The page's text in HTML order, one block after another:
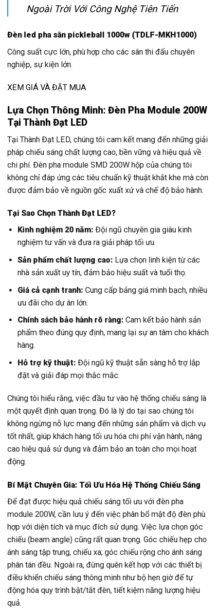
Ngoài Trời Với Công Nghệ Tiên Tiến
Đèn led pha sân pickleball 1000w (TDLF-MKH1000)
Công suất cực lớn, phù hợp cho các sân thi đấu chuyên
nghiệp, sự kiện lớn.
XEM GIÁ VÀ ĐẶT MUA
Lựa Chọn Thông Minh: Đèn Pha Module 200W
Tại Thành Đạt LED
Tại Thành Đạt LED, chúng tôi cam kết mang đến những giải
pháp chiếu sáng chất lượng cao, bền vững và hiệu quả về
chi phí. Đèn pha module SMD 200W hộp của chúng tôi
không chỉ đáp ứng các tiêu chuẩn kỹ thuật khắt khe mà còn
được đảm bảo về nguồn gốc xuất xứ và chế độ bảo hành.
Tại Sao Chọn Thành Đạt LED?
Kinh nghiệm 20 năm: Đội ngũ chuyên gia giàu kinh
nghiệm tư vấn và đưa ra giải pháp tối ưu.
Sản phẩm chất lượng cao: Lựa chọn linh kiện từ các
nhà sản xuất uy tín, đảm bảo hiệu suất và tuổi thọ.
Giá cả cạnh tranh: Cung cấp bảng giá minh bạch, nhiều
ưu đãi cho dự án lớn.
Chính sách bảo hành rõ ràng: Cam kết bảo hành sản
phẩm theo đúng quy định, mang lại sự an tâm cho khách
hàng.
Hỗ trợ kỹ thuật: Đội ngũ kỹ thuật sẵn sàng hỗ trợ lắp
đặt và giải đáp mọi thắc mắc.
Chúng tôi hiểu rằng, việc đầu tư vào hệ thống chiếu sáng là
một quyết định quan trọng. Đó là lý do tại sao chúng tôi
không ngừng nỗ lực mang đến những sản phẩm và dịch vụ
tốt nhất, giúp khách hàng tối ưu hóa chi phí vận hành, nâng
cao hiệu quả sử dụng và đảm bảo an toàn cho mọi hoạt
động.
Bí Mật Chuyên Gia: Tối Ưu Hóa Hệ Thống Chiếu Sáng
Để đạt được hiệu quả chiếu sáng tối ưu với đèn pha
module 200W, cần lưu ý đến việc phân bổ mật độ đèn phù
hợp với diện tích và mục đích sử dụng. Việc lựa chọn góc
chiếu (beam angle) cũng rất quan trọng. Góc chiếu hẹp cho
ánh sáng tập trung, chiếu xa; góc chiếu rộng cho ánh sáng
phân tán đều. Ngoài ra, đừng quên kết hợp với các thiết bị
điều khiển chiếu sáng thông minh như bộ hẹn giờ để tự
động hóa quy trình bật/tắt đèn, tiết kiệm năng lượng hiệu
quả.